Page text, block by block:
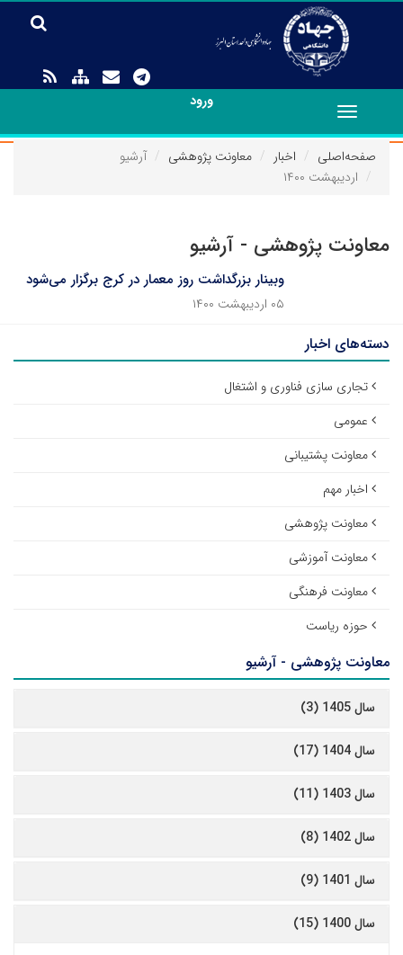
ورود
Toggle
navigation
صفحه‌اصلی
اخبار معاونت پژوهشی
آرشیو
اردیبهشت ۱۴۰۰
معاونت پژوهشی - آرشیو
وبینار بزرگداشت روز معمار در کرج برگزار می‌شود
۰۵ اردیبهشت ۱۴۰۰
دسته‌های اخبار
تجاری سازی فناوری و اشتغال
عمومی
معاونت پشتیبانی
اخبار مهم
معاونت پژوهشی
معاونت آموزشی
معاونت فرهنگی
حوزه ریاست
معاونت پژوهشی - آرشیو
سال 1405 (3)
سال 1404 (17)
سال 1403 (11)
سال 1402 (8)
سال 1401 (9)
سال 1400 (15)